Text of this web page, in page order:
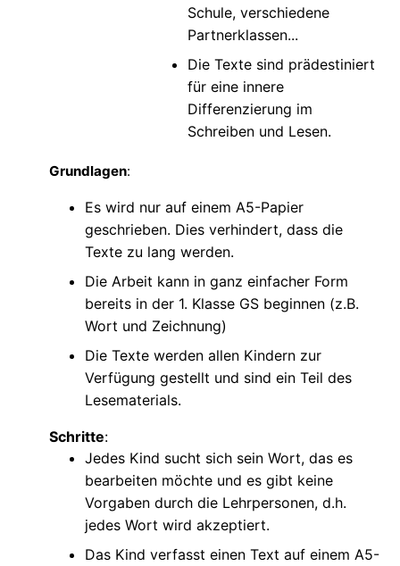
Schule, verschiedene
Partnerklassen...
Die Texte sind prädestiniert
für eine innere
Differenzierung im
Schreiben und Lesen.
Grundlagen:
Es wird nur auf einem A5-Papier
geschrieben. Dies verhindert, dass die
Texte zu lang werden.
Die Arbeit kann in ganz einfacher Form
bereits in der 1. Klasse GS beginnen (z.B.
Wort und Zeichnung)
Die Texte werden allen Kindern zur
Verfügung gestellt und sind ein Teil des
Lesematerials.
Schritte:
Jedes Kind sucht sich sein Wort, das es
bearbeiten möchte und es gibt keine
Vorgaben durch die Lehrpersonen, d.h.
jedes Wort wird akzeptiert.
Das Kind verfasst einen Text auf einem A5-